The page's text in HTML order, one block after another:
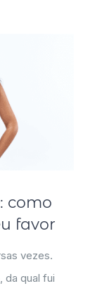
como
favor
vezes.
da qual fui